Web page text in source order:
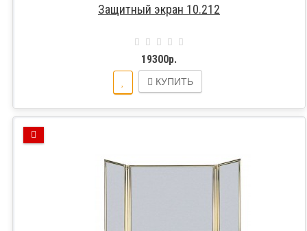
Защитный экран 10.212
19300р.
КУПИТЬ